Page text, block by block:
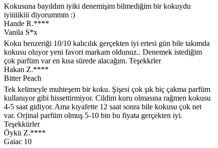
Kokusuna bayıldım iyiki denemişim bilmediğim bir kokuydu
iyiiiiikiii diyorummm :)
Hande R.****
Vanila S*x
Koku benzeriği 10/10 kalıcılık gerçekten iyi ertesi gün bile takımda
kokusu oluyor yeni favori markam oldunuz.. Denemek istediğim
çok parfüm var en kısa sürede alacağım. Teşekkrler
Hakan Z.****
Bitter Peach
Tek kelimeyle muhteşem bir koku. Şişesi çok şık hiç çakma parfüm
kullanıyor gibi hissettirmiyor. Cildim kuru olmasına rağmen kokusu
4-5 saat gidiyor. Ama kıyafette 12 saat sonra bile kokusu çok net
var. Orjinal parfüm olmuş 5-10 bin bu fiyata gerçekten iyi.
Teşekkürler
Öykü Z.****
Gaiac 10